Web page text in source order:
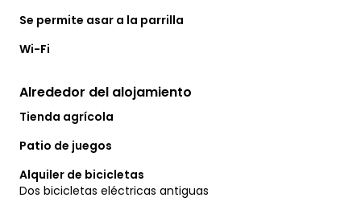
Se permite asar a la parrilla
Wi-Fi
Alrededor del alojamiento
Tienda agrícola
Patio de juegos
Alquiler de bicicletas
Dos bicicletas eléctricas antiguas